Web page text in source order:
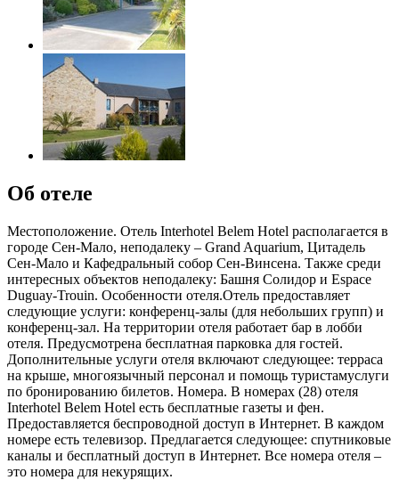
Об отеле
Местоположение. Отель Interhotel Belem Hotel располагается в
городе Сен-Мало, неподалеку – Grand Aquarium, Цитадель
Сен-Мало и Кафедральный собор Сен-Винсена. Также среди
интересных объектов неподалеку: Башня Солидор и Espace
Duguay-Trouin. Особенности отеля.Отель предоставляет
следующие услуги: конференц-залы (для небольших групп) и
конференц-зал. На территории отеля работает бар в лобби
отеля. Предусмотрена бесплатная парковка для гостей.
Дополнительные услуги отеля включают следующее: терраса
на крыше, многоязычный персонал и помощь туристамуслуги
по бронированию билетов. Номера. В номерах (28) отеля
Interhotel Belem Hotel есть бесплатные газеты и фен.
Предоставляется беспроводной доступ в Интернет. В каждом
номере есть телевизор. Предлагается следующее: спутниковые
каналы и бесплатный доступ в Интернет. Все номера отеля –
это номера для некурящих.